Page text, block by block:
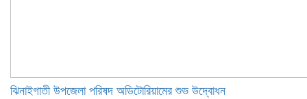
ঝিনাইগাতী উপজেলা পরিষদ অডিটোরিয়ামের শুভ উদ্বোধন